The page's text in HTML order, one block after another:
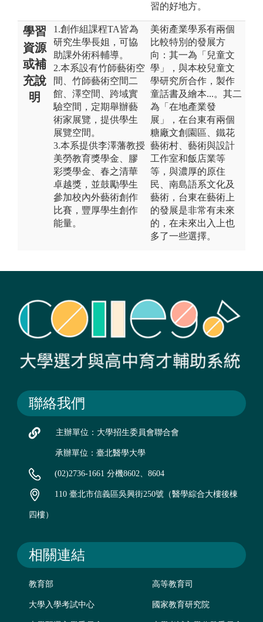
習的好地方。
學習
資源
或補
充說
明
1.創作組課程TA皆為
研究生學長姐，可協
助課外術科輔導。
2.本系設有竹師藝術空
間、竹師藝術空間二
館、澤空間、跨域實
驗空間，定期舉辦藝
術家展覽，提供學生
展覽空間。
3.本系提供李澤藩教授
美勞教育獎學金、膠
彩獎學金、春之清華
卓越獎，並鼓勵學生
參加校內外藝術創作
比賽，豐厚學生創作
能量。
美術產業學系有兩個
比較特別的發展方
向：其一為「兒童文
學」，與本校兒童文
學研究所合作，製作
童話書及繪本...。其二
為「在地產業發
展」，在台東有兩個
糖廠文創園區、鐵花
藝術村、藝術與設計
工作室和飯店業等
等，與濃厚的原住
民、南島語系文化及
藝術，台東在藝術上
的發展是非常有未來
的，在未來出入上也
多了一些選擇。
聯絡我們
主辦單位：大學招生委員會聯合會
承辦單位：臺北醫學大學
(02)2736-1661 分機8602、8604
110 臺北市信義區吳興街250號（醫學綜合大樓後棟
四樓）
相關連結
教育部 高等教育司
大學入學考試中心 國家教育研究院